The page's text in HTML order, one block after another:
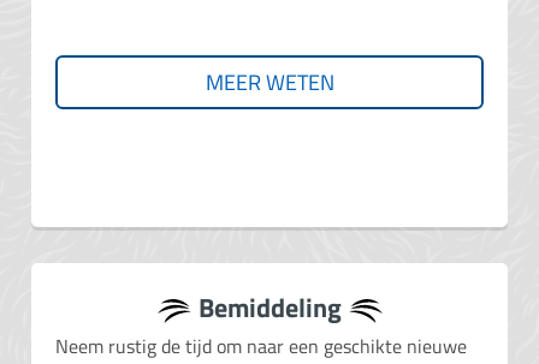
MEER WETEN
Bemiddeling
Neem rustig de tijd om naar een geschikte nieuwe